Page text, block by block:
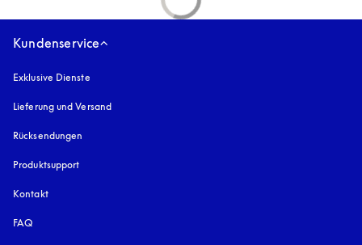
Kundenservice
Exklusive Dienste
Lieferung und Versand
Rücksendungen
Produktsupport
Kontakt
FAQ